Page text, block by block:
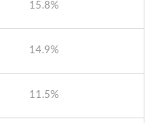
15.8%
14.9%
11.5%